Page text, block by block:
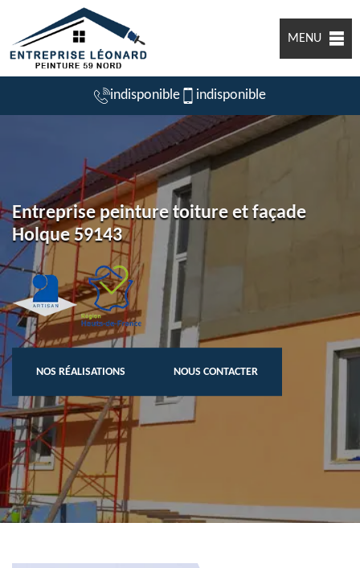
MENU
indisponible indisponible
Entreprise peinture toiture et façade
Holque 59143
NOS RÉALISATIONS NOUS CONTACTER